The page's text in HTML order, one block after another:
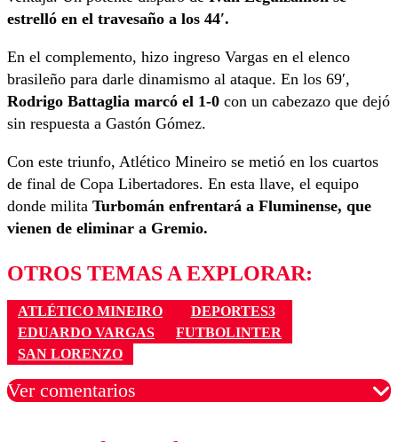
estrelló en el travesaño a los 44′.
En el complemento, hizo ingreso Vargas en el elenco
brasileño para darle dinamismo al ataque. En los 69′,
Rodrigo Battaglia marcó el 1-0 con un cabezazo que dejó
sin respuesta a Gastón Gómez.
Con este triunfo, Atlético Mineiro se metió en los cuartos
de final de Copa Libertadores. En esta llave, el equipo
donde milita Turbomán enfrentará a Fluminense, que
vienen de eliminar a Gremio.
OTROS TEMAS A EXPLORAR:
ATLÉTICO MINEIRO
DEPORTES3
EDUARDO VARGAS
FUTBOLINTER
SAN LORENZO
Ver comentarios